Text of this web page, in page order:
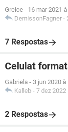
Greice - 16 mar 2021
DemissonFagner -
7 Respostas
Celulat
Gabriela - 3 jun 2020 à
Kalleb - 7 dez 2022
2 Respostas